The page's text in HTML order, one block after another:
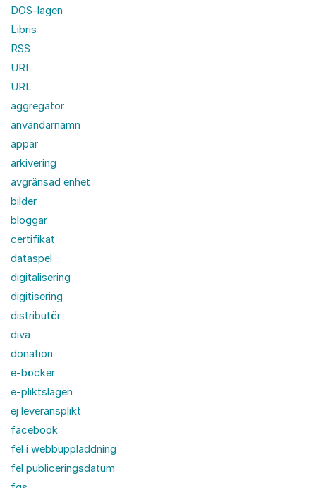
DOS-lagen
Libris
RSS
URI
URL
aggregator
användarnamn
appar
arkivering
avgränsad enhet
bilder
bloggar
certifikat
dataspel
digitalisering
digitisering
distributör
diva
donation
e-böcker
e-pliktslagen
ej leveransplikt
facebook
fel i webbuppladdning
fel publiceringsdatum